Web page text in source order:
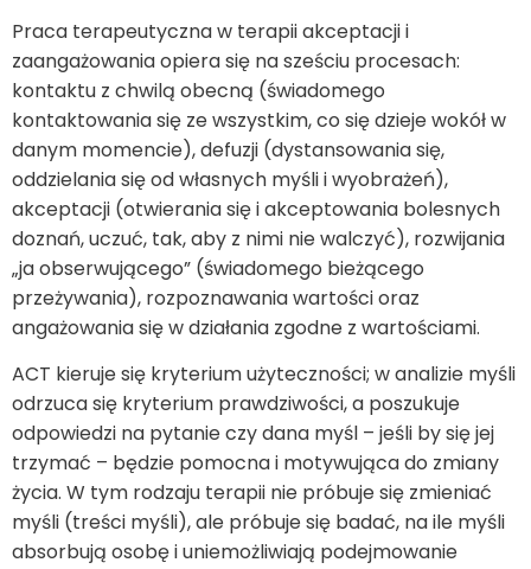
Praca terapeutyczna w terapii akceptacji i
zaangażowania opiera się na sześciu procesach:
kontaktu z chwilą obecną (świadomego
kontaktowania się ze wszystkim, co się dzieje wokół w
danym momencie), defuzji (dystansowania się,
oddzielania się od własnych myśli i wyobrażeń),
akceptacji (otwierania się i akceptowania bolesnych
doznań, uczuć, tak, aby z nimi nie walczyć), rozwijania
„ja obserwującego” (świadomego bieżącego
przeżywania), rozpoznawania wartości oraz
angażowania się w działania zgodne z wartościami.
ACT kieruje się kryterium użyteczności; w analizie myśli
odrzuca się kryterium prawdziwości, a poszukuje
odpowiedzi na pytanie czy dana myśl – jeśli by się jej
trzymać – będzie pomocna i motywująca do zmiany
życia. W tym rodzaju terapii nie próbuje się zmieniać
myśli (treści myśli), ale próbuje się badać, na ile myśli
absorbują osobę i uniemożliwiają podejmowanie